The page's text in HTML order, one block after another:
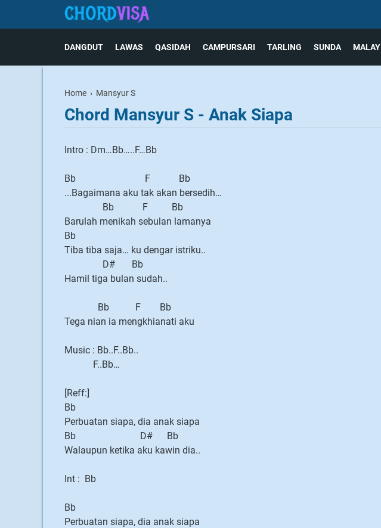
DANGDUT LAWAS QASIDAH CAMPURSARI TARLING SUNDA MALAY
Home › Mansyur S
Chord Mansyur S - Anak Siapa
Intro : Dm…Bb…..F…Bb
Bb F Bb
...Bagaimana aku tak akan bersedih…
Bb F Bb
Barulah menikah sebulan lamanya
Bb
Tiba tiba saja… ku dengar istriku..
D# Bb
Hamil tiga bulan sudah..
Bb F Bb
Tega nian ia mengkhianati aku
Music : Bb..F..Bb..
F..Bb…
[Reff:]
Bb
Perbuatan siapa, dia anak siapa
Bb D# Bb
Walaupun ketika aku kawin dia..
Int : Bb
Bb
Perbuatan siapa, dia anak siapa